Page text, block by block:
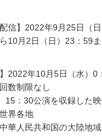
配信】2022年9月25日（
10月2日（日）23：59
】2022年10月5日（水）
数制限なし
：30公演を収録した
界各地
華人民共和国の大陸地